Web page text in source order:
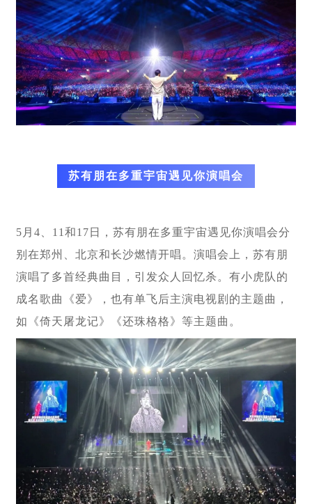
苏有朋在多重宇宙遇见你演唱会
5月4、11和17日，苏有朋在多重宇宙遇见你演唱会分
别在郑州、北京和长沙燃情开唱。演唱会上，苏有朋
演唱了多首经典曲目，引发众人回忆杀。有小虎队的
成名歌曲《爱》，也有单飞后主演电视剧的主题曲，
如《倚天屠龙记》《还珠格格》等主题曲。